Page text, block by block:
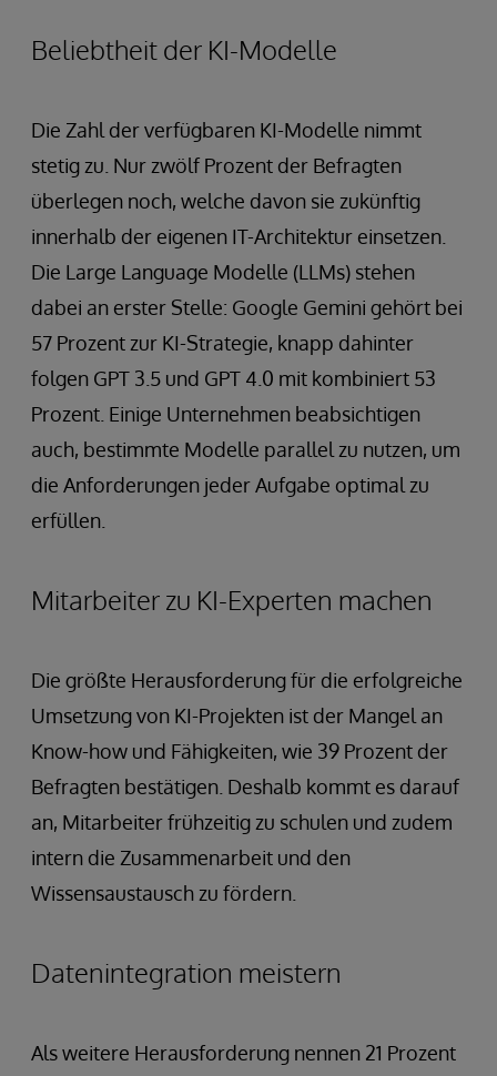
Beliebtheit der KI-Modelle
Die Zahl der verfügbaren KI-Modelle nimmt
stetig zu. Nur zwölf Prozent der Befragten
überlegen noch, welche davon sie zukünftig
innerhalb der eigenen IT-Architektur einsetzen.
Die Large Language Modelle (LLMs) stehen
dabei an erster Stelle: Google Gemini gehört bei
57 Prozent zur KI-Strategie, knapp dahinter
folgen GPT 3.5 und GPT 4.0 mit kombiniert 53
Prozent. Einige Unternehmen beabsichtigen
auch, bestimmte Modelle parallel zu nutzen, um
die Anforderungen jeder Aufgabe optimal zu
erfüllen.
Mitarbeiter zu KI-Experten machen
Die größte Herausforderung für die erfolgreiche
Umsetzung von KI-Projekten ist der Mangel an
Know-how und Fähigkeiten, wie 39 Prozent der
Befragten bestätigen. Deshalb kommt es darauf
an, Mitarbeiter frühzeitig zu schulen und zudem
intern die Zusammenarbeit und den
Wissensaustausch zu fördern.
Datenintegration meistern
Als weitere Herausforderung nennen 21 Prozent